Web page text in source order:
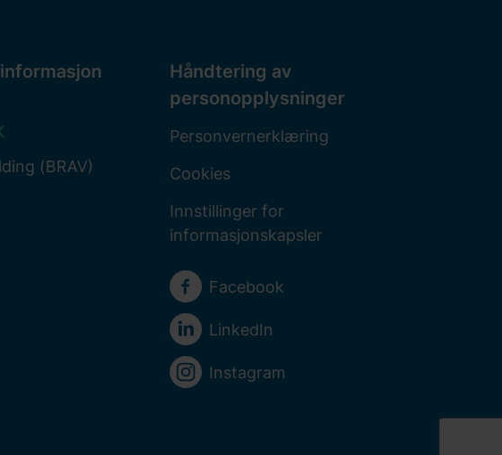
(BRAV)
Håndtering av
personopplysninger
Personvernerklæring
Cookies
Innstillinger for
informasjonskapsler
Sosiale medier
Facebook
LinkedIn
Instagram